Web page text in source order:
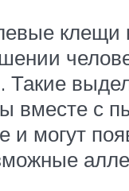
клещи
Такие
вместе с
и могут